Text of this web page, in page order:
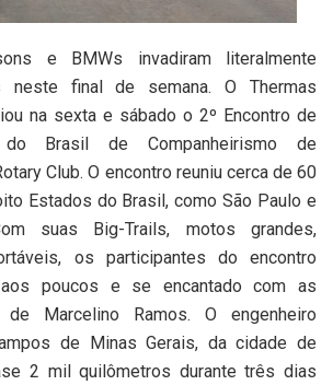
e BMWs invadiram literalmente
neste final de semana. O Thermas
na sexta e sábado o 2º Encontro de
Brasil de Companheirismo de
Club. O encontro reuniu cerca de 60
Estados do Brasil, como São Paulo e
suas Big-Trails, motos grandes,
os participantes do encontro
poucos e se encantado com as
de Marcelino Ramos. O engenheiro
de Minas Gerais, da cidade de
2 mil quilômetros durante três dias